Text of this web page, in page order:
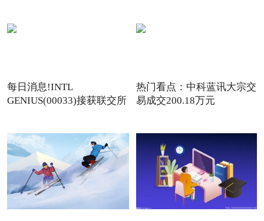
每日消息!INTL
GENIUS(00033)接获联交所
热门看点：中科蓝讯大宗交
易成交200.18万元